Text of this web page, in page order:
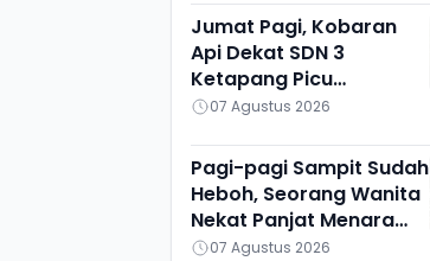
Jumat Pagi, Kobaran
Api Dekat SDN 3
Ketapang Picu
Kepanikan Siswa
07 Agustus 2026
Pagi-pagi Sampit Sudah
Heboh, Seorang Wanita
Nekat Panjat Menara
TVRI, Mau Apa?
07 Agustus 2026